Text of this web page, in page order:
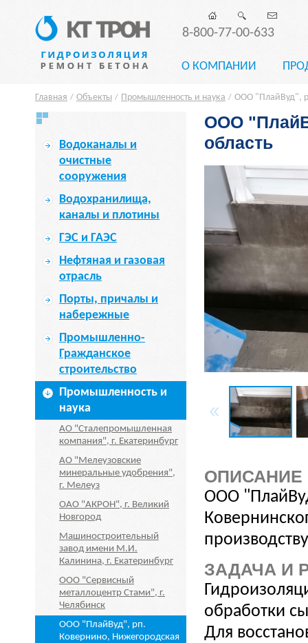
8-800-77-00-633
О КОМПАНИИ
Главная / Объекты / Промышленность и наука / ООО "ПлайВуд",
Водоканалы и
очистные
сооружения
Водохранилища,
каналы и плотины
ГЭС и ГАЭС
Нефтяная и газовая
отрасль
Порты, причалы и
набережные
Промышленно-
Гражданское
строительство
Промышленность и
наука
АО "Сталепромышленная
компания", г. Екатеринбург
АО "Мелеузовские
минеральные удобрения",
г. Мелеуз
ОАО "АКРОН", г. Великий
Новгород
Машиностроительный
завод имени М.И.
Калинина, г. Екатеринбург
ООО "Сервисный
металлоцентр Стами", г.
Челябинск
ООО "ПлайВуд", рп.
Ковернино, Нижегородская
ООО
область
ОПИСАНИЕ
ООО
ЗАДАЧА И
обработки
Для